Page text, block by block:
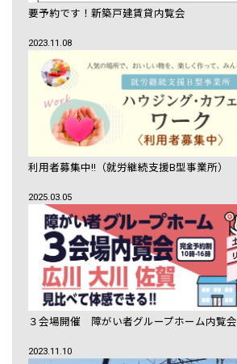
要予約です！新築戸建賃貸内覧会
2023.11.08
利用者募集中!!（就労継続支援B型事業所）
2025.03.05
３会場開催 障がい者グループホーム内覧会
2023.11.10